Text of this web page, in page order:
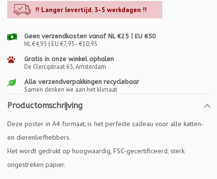
!! Langer levertijd. 3-5 werkdagen !!
Geen verzendkosten vanaf NL €25 | EU €50
NL €4,95 | EU €7,95 - €10,95
Gratis in onze winkel ophalen
De Clercqstraat 65, Amsterdam
Alle verzendverpakkingen recyclebaar
Samen denken we aan het klimaat
Productomschrijving
Deze poster in A4 formaat, is het perfecte cadeau voor alle katten-
en dierenliefhebbers.
Het wordt gedrukt op hoogwaardig, FSC-gecertificeerd, sterk
ongestreken papier.